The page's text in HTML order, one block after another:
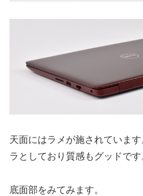
天面にはラメが施されていま
ラとしており質感もグッドです
底面部をみてみます。